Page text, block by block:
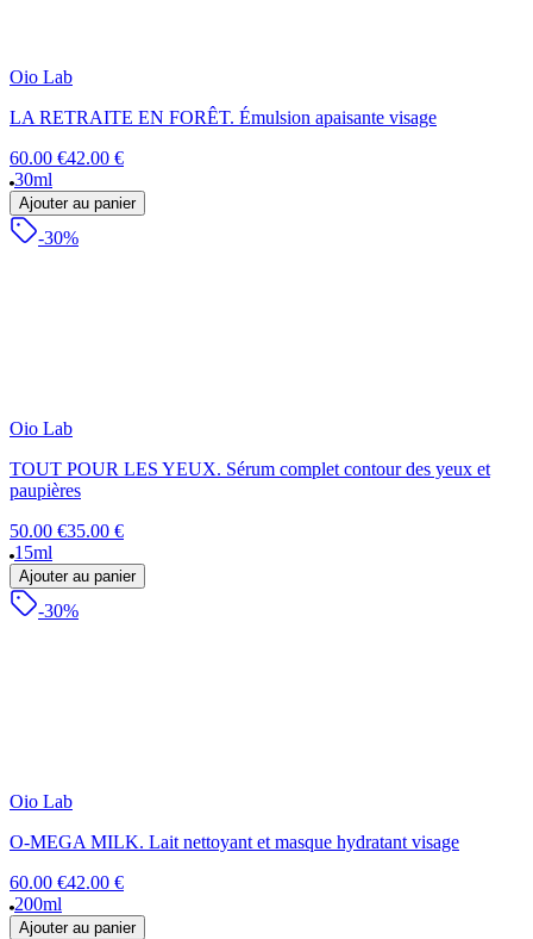
Oio Lab
LA RETRAITE EN FORÊT. Émulsion apaisante visage
60.00 €42.00 €
30ml
Ajouter au panier
-30%
Oio Lab
TOUT POUR LES YEUX. Sérum complet contour des yeux et
paupières
50.00 €35.00 €
15ml
Ajouter au panier
-30%
Oio Lab
O-MEGA MILK. Lait nettoyant et masque hydratant visage
60.00 €42.00 €
200ml
Ajouter au panier